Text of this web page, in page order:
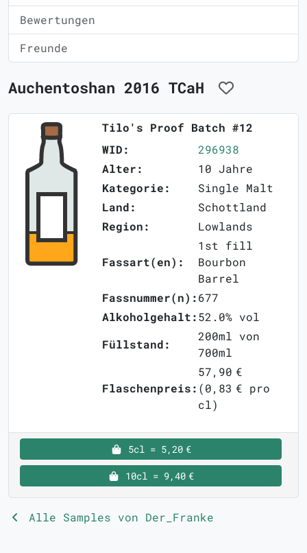
Bewertungen
Freunde
Auchentoshan 2016 TCaH
Tilo's Proof Batch #12
WID:
296938
Alter:
10 Jahre
Kategorie:
Single Malt
Land:
Schottland
Region:
Lowlands
Fassart(en):
1st fill
Bourbon
Barrel
Fassnummer(n):677
Alkoholgehalt:52.0% vol
Füllstand:
200ml von
700ml
Flaschenpreis:
57,90 €
(0,83 € pro
cl)
5cl = 5,20 €
10cl = 9,40 €
Alle Samples von Der_Franke